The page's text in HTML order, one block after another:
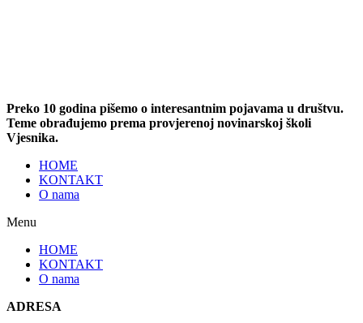
Preko 10 godina pišemo o interesantnim pojavama u društvu.
Teme obrađujemo prema provjerenoj novinarskoj školi
Vjesnika.
HOME
KONTAKT
O nama
Menu
HOME
KONTAKT
O nama
ADRESA